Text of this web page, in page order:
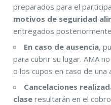
preparados para el
motivos de seguridad
entregados
En caso de ausencia,
para cubrir su lugar. AMA
o los cupos en caso de una
Cancelaciones
clase resultarán en el